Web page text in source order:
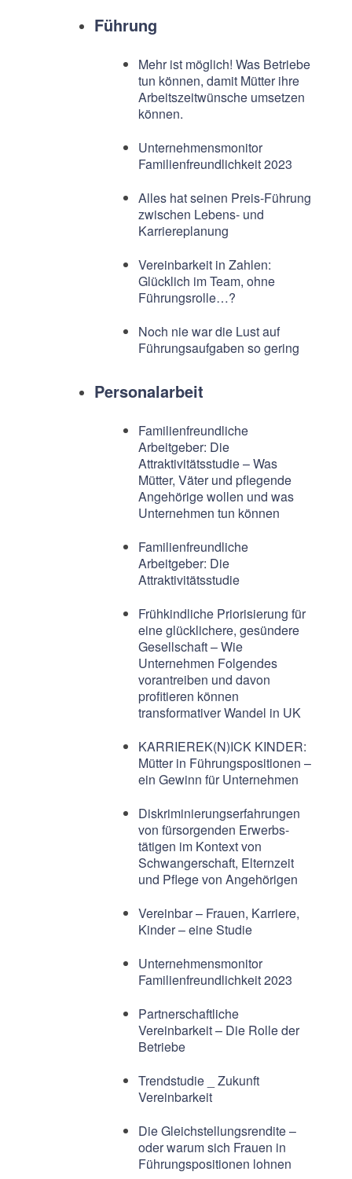
Führung
Mehr ist möglich! Was Betriebe
tun können, damit Mütter ihre
Arbeitszeitwünsche umsetzen
können.
Unternehmensmonitor
Familienfreundlichkeit 2023
Alles hat seinen Preis-Führung
zwischen Lebens- und
Karriereplanung
Vereinbarkeit in Zahlen:
Glücklich im Team, ohne
Führungsrolle…?
Noch nie war die Lust auf
Führungsaufgaben so gering
Personalarbeit
Familienfreundliche
Arbeitgeber: Die
Attraktivitätsstudie – Was
Mütter, Väter und pflegende
Angehörige wollen und was
Unternehmen tun können
Familienfreundliche
Arbeitgeber: Die
Attraktivitätsstudie
Frühkindliche Priorisierung für
eine glücklichere, gesündere
Gesellschaft – Wie
Unternehmen Folgendes
vorantreiben und davon
profitieren können
transformativer Wandel in UK
KARRIEREK(N)ICK KINDER:
Mütter in Führungspositionen –
ein Gewinn für Unternehmen
Diskriminierungserfahrungen
von fürsorgenden Erwerbs-
tätigen im Kontext von
Schwangerschaft, Elternzeit
und Pflege von Angehörigen
Vereinbar – Frauen, Karriere,
Kinder – eine Studie
Unternehmensmonitor
Familienfreundlichkeit 2023
Partnerschaftliche
Vereinbarkeit – Die Rolle der
Betriebe
Trendstudie _ Zukunft
Vereinbarkeit
Die Gleichstellungsrendite –
oder warum sich Frauen in
Führungspositionen lohnen